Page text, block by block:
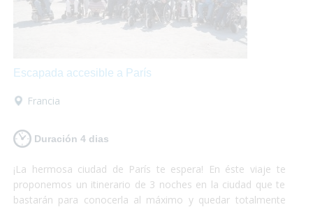
Escapada accesible a París
Francia
Duración 4 dias
¡La hermosa ciudad de París te espera! En éste viaje te
proponemos un itinerario de 3 noches en la ciudad que te
bastarán para conocerla al máximo y quedar totalmente